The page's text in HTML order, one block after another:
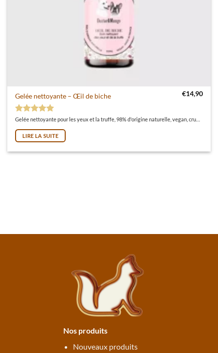
Gelée nettoyante – Œil de biche
Note5sur 5
€14,90
LIRE LA SUITE
Nos produits
Nouveaux produits